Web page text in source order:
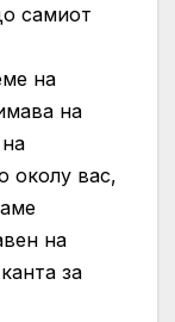
самиот
на
на
околу вас,
на
за